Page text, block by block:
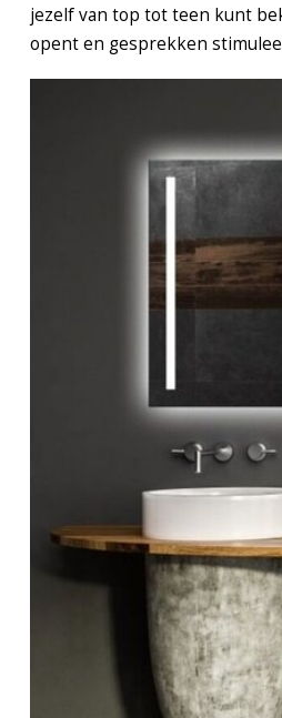
jezelf van top tot teen kunt
opent en gesprekken